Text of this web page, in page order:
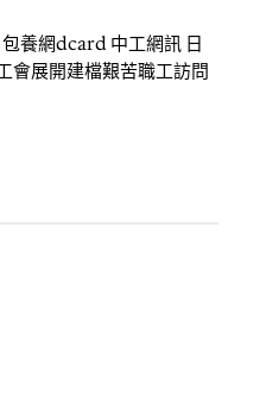
養網dcard 中工網訊 日
會展開建檔艱苦職工訪問